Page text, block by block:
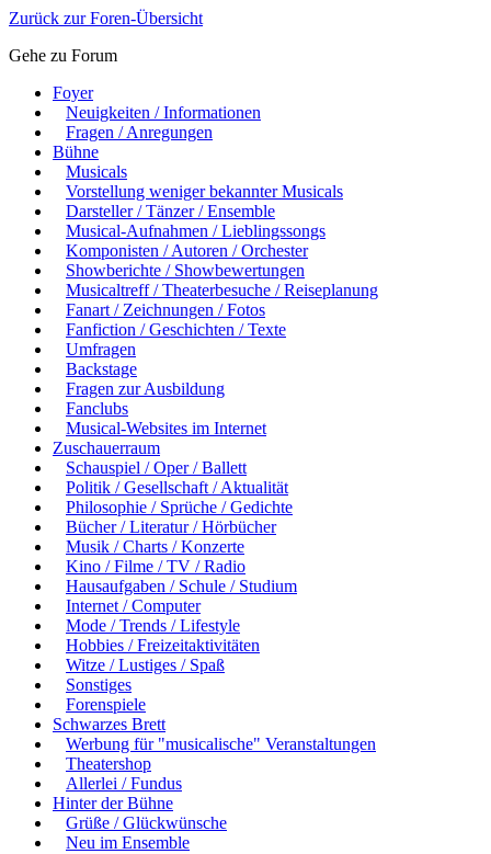
Zurück zur Foren-Übersicht
Gehe zu Forum
Foyer
Neuigkeiten / Informationen
Fragen / Anregungen
Bühne
Musicals
Vorstellung weniger bekannter Musicals
Darsteller / Tänzer / Ensemble
Musical-Aufnahmen / Lieblingssongs
Komponisten / Autoren / Orchester
Showberichte / Showbewertungen
Musicaltreff / Theaterbesuche / Reiseplanung
Fanart / Zeichnungen / Fotos
Fanfiction / Geschichten / Texte
Umfragen
Backstage
Fragen zur Ausbildung
Fanclubs
Musical-Websites im Internet
Zuschauerraum
Schauspiel / Oper / Ballett
Politik / Gesellschaft / Aktualität
Philosophie / Sprüche / Gedichte
Bücher / Literatur / Hörbücher
Musik / Charts / Konzerte
Kino / Filme / TV / Radio
Hausaufgaben / Schule / Studium
Internet / Computer
Mode / Trends / Lifestyle
Hobbies / Freizeitaktivitäten
Witze / Lustiges / Spaß
Sonstiges
Forenspiele
Schwarzes Brett
Werbung für "musicalische" Veranstaltungen
Theatershop
Allerlei / Fundus
Hinter der Bühne
Grüße / Glückwünsche
Neu im Ensemble